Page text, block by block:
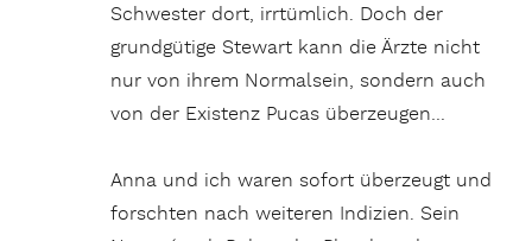
Schwester dort, irrtümlich. Doch der
grundgütige Stewart kann die Ärzte nicht
nur von ihrem Normalsein, sondern auch
von der Existenz Pucas überzeugen…
Anna und ich waren sofort überzeugt und
forschten nach weiteren Indizien. Sein